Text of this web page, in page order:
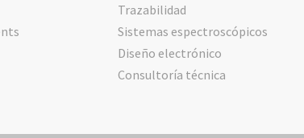
Trazabilidad
Sistemas espectroscópicos
Diseño electrónico
Consultoría técnica